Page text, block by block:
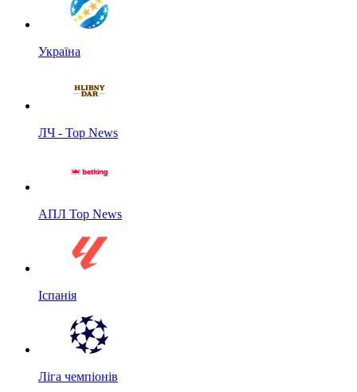
Україна
ЛЧ - Top News
АПЛ Top News
Іспанія
Ліга чемпіонів